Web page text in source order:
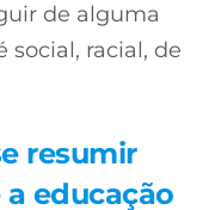
de alguma
social, racial, de
resumir
educação